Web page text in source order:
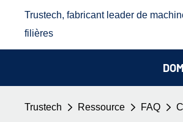
Trustech, fabricant leader de
filières
Trustech Ressource FAQ